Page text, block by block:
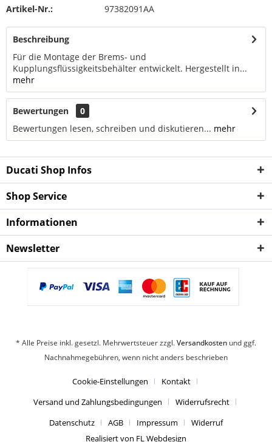
Artikel-Nr.: 97382091AA
Beschreibung
Für die Montage der Brems- und
Kupplungsflüssigkeitsbehälter entwickelt. Hergestellt in...
mehr
Bewertungen
0
Bewertungen lesen, schreiben und diskutieren... mehr
Ducati Shop Infos
Shop Service
Informationen
Newsletter
* Alle Preise inkl. gesetzl. Mehrwertsteuer zzgl.Versandkosten und ggf.
Nachnahmegebühren, wenn nicht anders beschrieben
Cookie-Einstellungen
Kontakt
Versand und Zahlungsbedingungen
Widerrufsrecht
Datenschutz
AGB Impressum
Widerruf
Realisiert von FL Webdesign